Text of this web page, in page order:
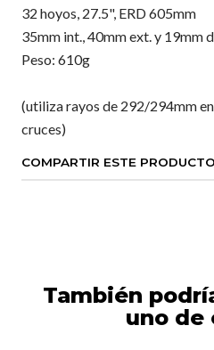
32 hoyos, 27.5", ERD 605mm
35mm int., 40mm ext. y 19mm
Peso: 610g
(utiliza rayos de 292/294mm
cruces)
COMPARTIR ESTE PRODUCTO
También
uno de